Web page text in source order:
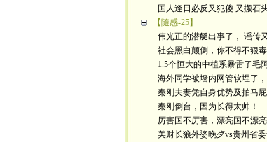
· 国人逢日必反又犯傻 又搬石
【隨感-25】
· 伟光正的潜艇出事了， 谣传
· 社会黑白颠倒，你不得不狠
· 1.5个恒大的中植系暴雷了毛
· 海外同学被墙内网管软埋了
· 秦刚夫妻凭自身优势及拍马
· 秦刚倒台，因为长得太帅！
· 厉害国不厉害，漂亮国不漂
· 美财长狼外婆晚歺vs贵州省